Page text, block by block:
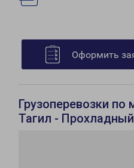
Оформить
Грузоперевозки
Тагил - Прохладный